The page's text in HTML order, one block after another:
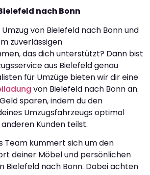
nach Bonn
von Bielefeld nach Bonn und
zuverlässigen
das dich unterstützt? Dann bist
aus Bielefeld genau
für Umzüge bieten wir dir eine
von Bielefeld nach Bonn an.
sparen, indem du den
Umzugsfahrzeugs optimal
Kunden teilst.
Team kümmert sich um den
deiner Möbel und persönlichen
Bielefeld nach Bonn. Dabei achten